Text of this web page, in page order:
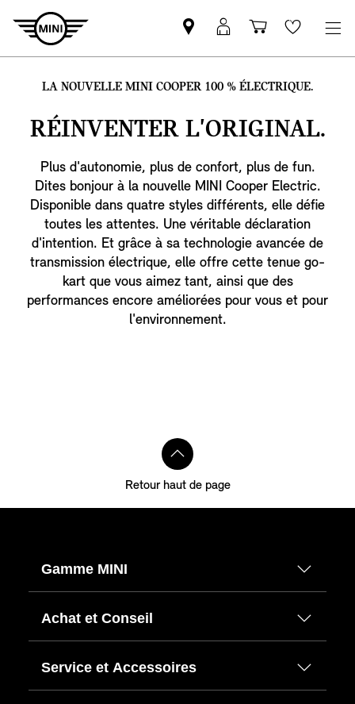
Trouver
un
MINI
MyMini
login
PanierWishlist
LA NOUVELLE MINI COOPER 100 % ÉLECTRIQUE.
RÉINVENTERL'ORIGINAL.
Plus d'autonomie, plus de confort, plus de fun.
Dites bonjour à la nouvelle MINI Cooper Electric.
Disponible dans quatre styles différents, elle défie
toutes les attentes. Une véritable déclaration
d'intention. Et grâce à sa technologie avancée de
transmission électrique, elle offre cette tenue go-
kart que vous aimez tant, ainsi que des
performances encore améliorées pour vous et pour
l'environnement.
Retour haut de page
Gamme MINI
Achat et Conseil
Service et Accessoires